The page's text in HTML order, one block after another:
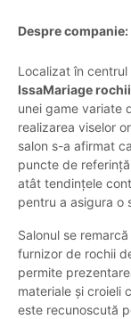
Despre companie:
Localizat în centrul
IssaMariage
unei game variate
realizarea viselor
salon s-a afirmat
puncte de
atât tendințele
pentru a asigura o
Salonul se
furnizor de rochii
permite
materiale și croieli
este recunoscută